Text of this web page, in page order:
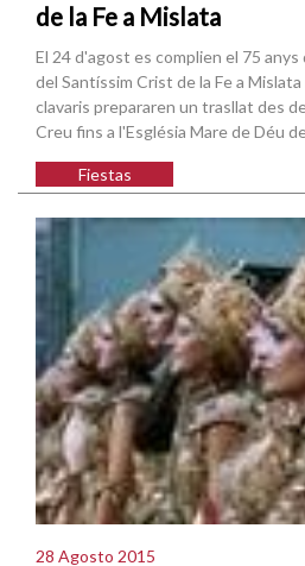
de la Fe a Mislata
El 24 d'agost es complien el 75
del Santíssim Crist de la Fe a
clavaris prepararen un trasllat des
Creu fins a l'Església Mare de Déu
Fiestas
28 Agosto 2015